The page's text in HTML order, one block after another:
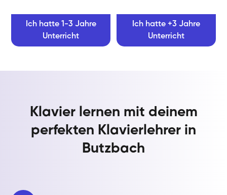
Ich hatte 1-3 Jahre
Unterricht
Ich hatte +3 Jahre
Unterricht
Klavier lernen mit deinem
perfekten Klavierlehrer in
Butzbach